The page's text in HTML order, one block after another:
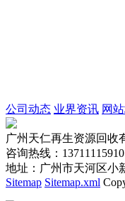
公司动态 业界资讯 网
广州天仁再生资源回收
咨询热线：13711115910
地址：广州市天河区小
Sitemap Sitemap.xml